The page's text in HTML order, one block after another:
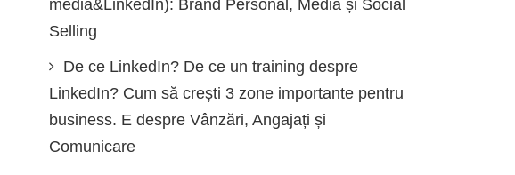
media&LinkedIn): Brand Personal, Media și Social
Selling
De ce LinkedIn? De ce un training despre
LinkedIn? Cum să crești 3 zone importante pentru
business. E despre Vânzări, Angajați și
Comunicare